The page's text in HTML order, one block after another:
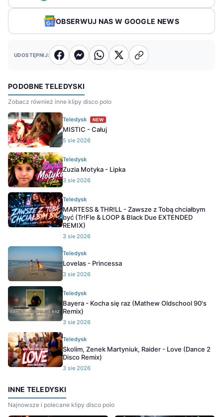
OBSERWUJ NAS W GOOGLE NEWS
UDOSTĘPNIJ:
PODOBNE TELEDYSKI
Zobacz również inne klipy disco polo
Teledysk NEW
MISTIC - Całuj
5 sie 2026
Teledysk
Zuzia Motyka - Lipka
3 sie 2026
Teledysk
MARTESS & THR!LL - Zawsze z Tobą chciałbym
być (Tr!Fle & LOOP & Black Due EXTENDED
REMIX)
3 sie 2026
Teledysk
Lovelas - Princessa
3 sie 2026
Teledysk
Bayera - Kocha się raz (Mathew Oldschool 90's
Remix)
3 sie 2026
Teledysk
Skolim, Zenek Martyniuk, Raider - Love (Dance 2
Disco Remix)
3 sie 2026
INNE TELEDYSKI
Najnowsze i polecane klipy disco polo